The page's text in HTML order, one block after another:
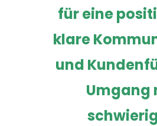
für eine
klare
und
Umgang